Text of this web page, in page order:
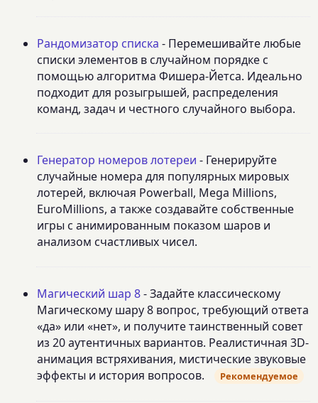
Рандомизатор списка - Перемешивайте любые
списки элементов в случайном порядке с
помощью алгоритма Фишера-Йетса. Идеально
подходит для розыгрышей, распределения
команд, задач и честного случайного выбора.
Генератор номеров лотереи - Генерируйте
случайные номера для популярных мировых
лотерей, включая Powerball, Mega Millions,
EuroMillions, а также создавайте собственные
игры с анимированным показом шаров и
анализом счастливых чисел.
Магический шар 8- Задайте классическому
Магическому шару 8 вопрос, требующий ответа
«да» или «нет», и получите таинственный совет
из 20 аутентичных вариантов. Реалистичная 3D-
анимация встряхивания, мистические звуковые
эффекты и история вопросов.
Рекомендуемое